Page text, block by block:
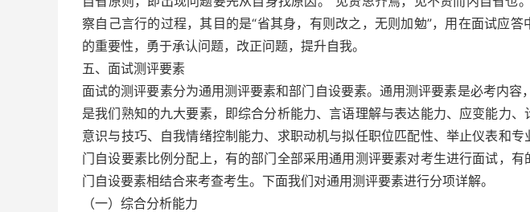
察自己言行的过程，其目的是“省其身，有则改之，无则加勉”，用在面试应
的重要性，勇于承认问题，改正问题，提升自我。
五、面试测评要素
面试的测评要素分为通用测评要素和部门自设要素。通用测评要素是必考内
是我们熟知的九大要素，即综合分析能力、言语理解与表达能力、应变能力
意识与技巧、自我情绪控制能力、求职动机与拟任职位匹配性、举止仪表和
门自设要素比例分配上，有的部门全部采用通用测评要素对考生进行面试，
门自设要素相结合来考查考生。下面我们对通用测评要素进行分项详解。
（一）综合分析能力